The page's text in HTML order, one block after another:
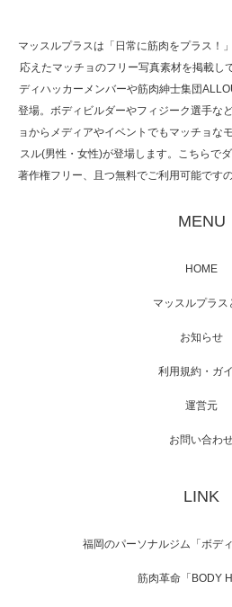
た（6/8放送）
映画「メカバー
【TV】NHK BS
「ねとらぼ」さん
マッスルプラスは「日常に筋肉をプラス！
応えたマッチョのフリー写真素材を掲載し
ディハッカーメンバーや筋肉紳士集団
登場。ボディビルダーやフィジーク選手な
ョからメディアやイベントでもマッチョな
スル(男性・女性)が登場します。こちらで
著作権フリー、且つ無料でご利用可能です
MENU
HOME
マッスルプラス
お知らせ
利用規約・ガ
運営元
お問い合わ
LINK
福岡のパーソナルジム「ボデ
筋肉革命「BODY